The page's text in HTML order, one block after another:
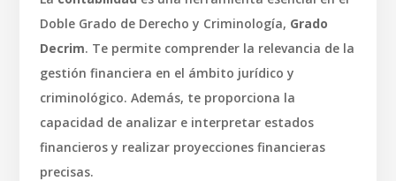
Doble Grado de Derecho y Criminología, Grado
Decrim. Te permite comprender la relevancia de la
gestión financiera en el ámbito jurídico y
criminológico. Además, te proporciona la
capacidad de analizar e interpretar estados
financieros y realizar proyecciones financieras
precisas.